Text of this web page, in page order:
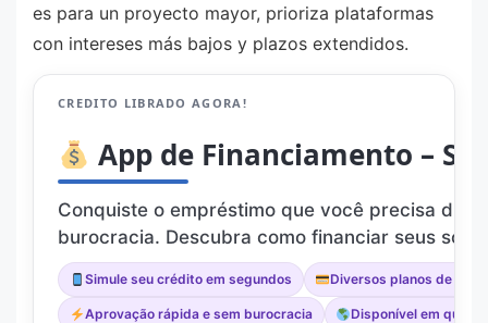
es para un proyecto mayor, prioriza plataformas
con intereses más bajos y plazos extendidos.
CREDITO LIBRADO AGORA!
App de Financiamento –
Conquiste o empréstimo que você precisa
burocracia. Descubra como financiar seus
Simule seu crédito em segundos Diversos planos de
Aprovação rápida e sem burocracia Disponível em